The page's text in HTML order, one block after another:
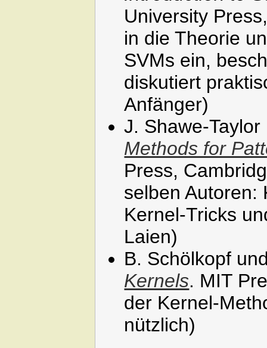
University
in die Theorie
SVMs ein,
diskutiert
Anfänger)
J. Shawe-
Methods for
Press,
selben Autoren:
Kernel-Tricks
Laien)
B. Schölkopf
Kernels. MIT
der Kernel-
nützlich)